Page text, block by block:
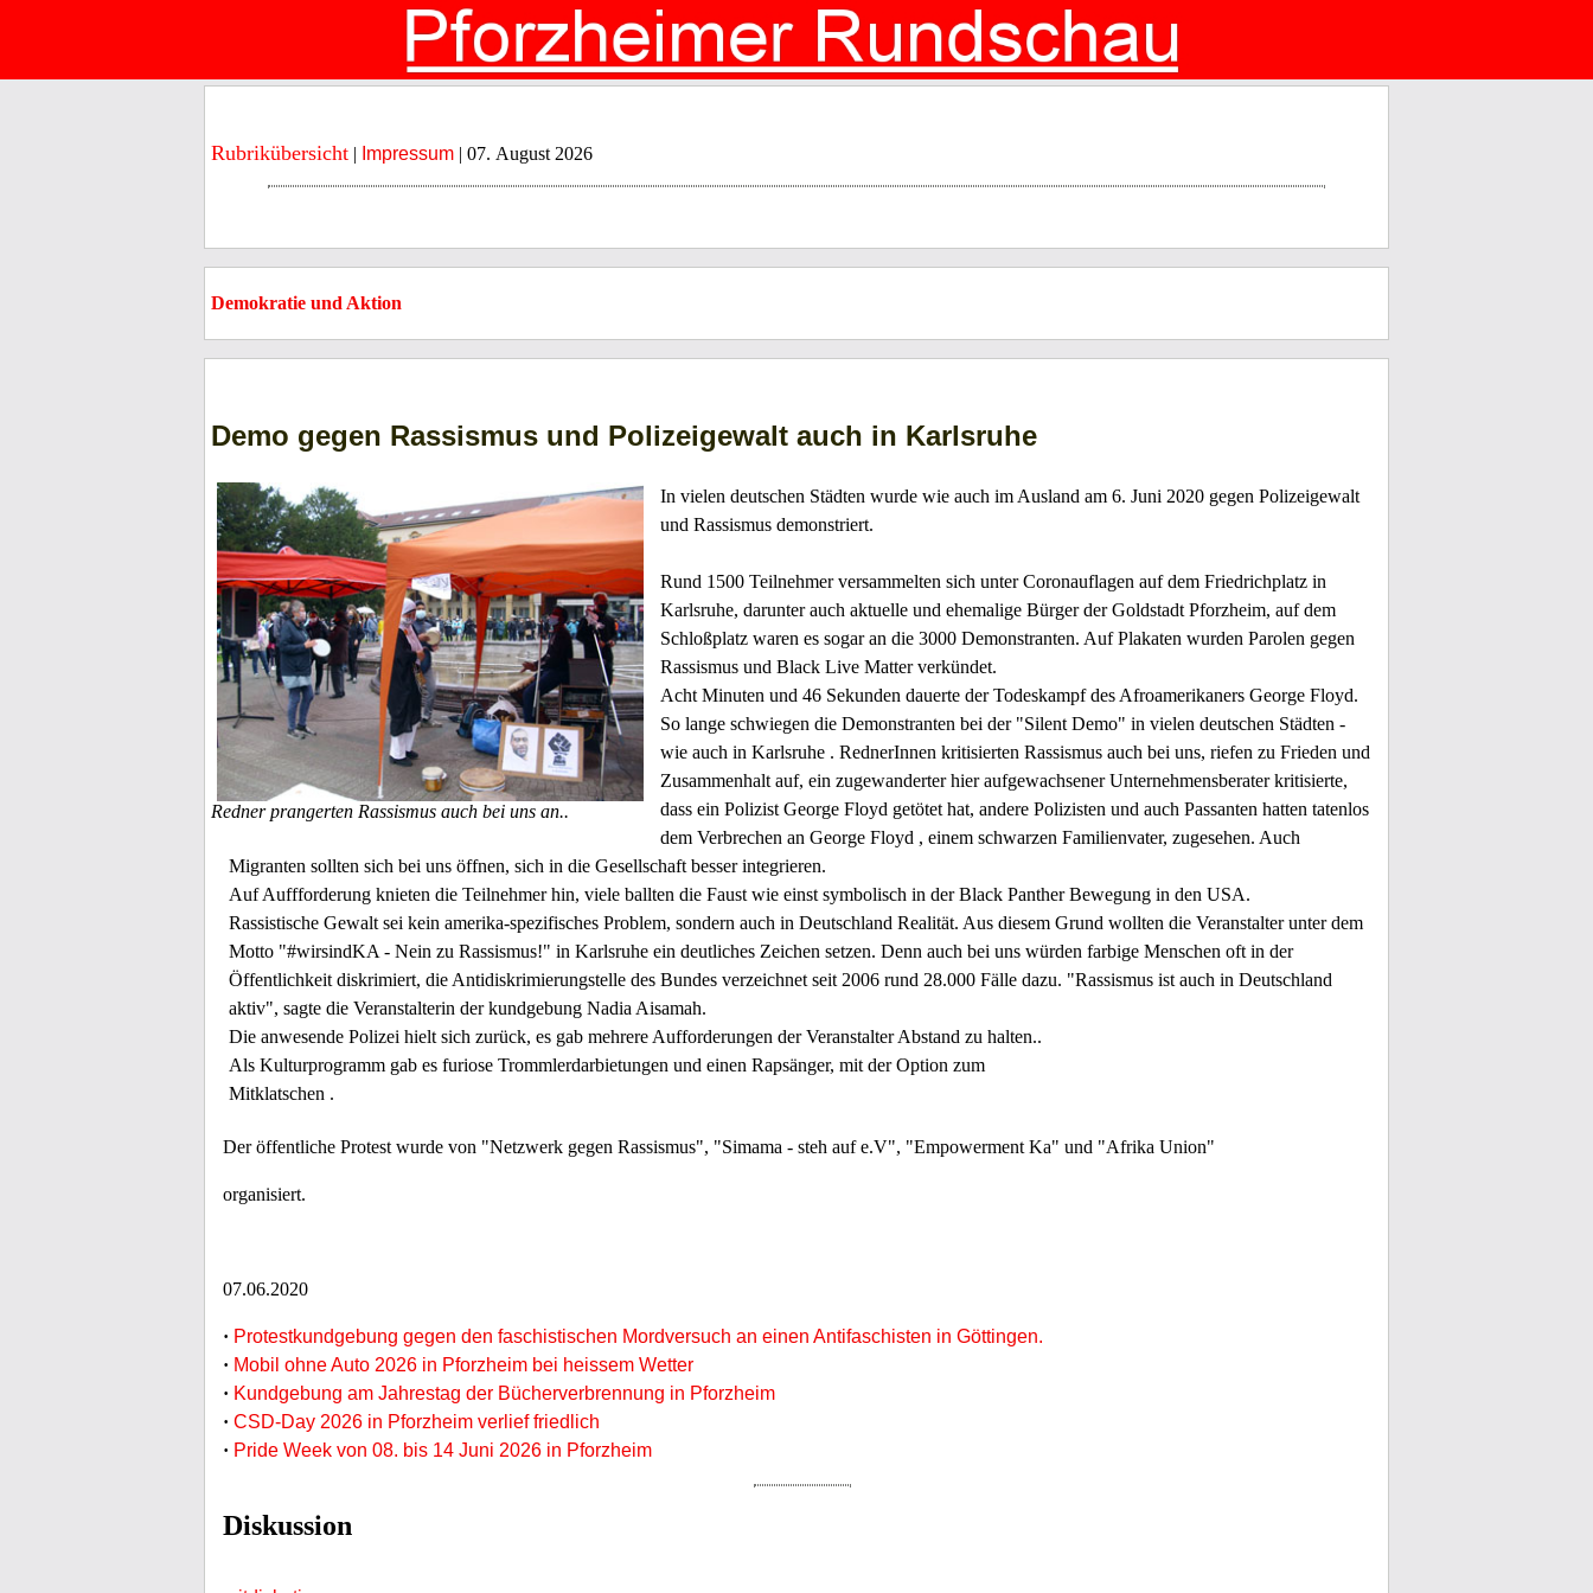
Rubrikübersicht | Impressum | 07. August 2026
Demokratie und Aktion
Demo gegen Rassismus und Polizeigewalt auch in Karlsruhe
Redner prangerten Rassismus auch bei uns an..
In vielen deutschen Städten wurde wie auch im Ausland am 6. Juni 2020 gegen Polizeigewalt
und Rassismus demonstriert.
Rund 1500 Teilnehmer versammelten sich unter Coronauflagen auf dem Friedrichplatz in
Karlsruhe, darunter auch aktuelle und ehemalige Bürger der Goldstadt Pforzheim, auf dem
Schloßplatz waren es sogar an die 3000 Demonstranten. Auf Plakaten wurden Parolen gegen
Rassismus und Black Live Matter verkündet.
Acht Minuten und 46 Sekunden dauerte der Todeskampf des Afroamerikaners George Floyd.
So lange schwiegen die Demonstranten bei der "Silent Demo" in vielen deutschen Städten -
wie auch in Karlsruhe . RednerInnen kritisierten Rassismus auch bei uns, riefen zu Frieden und
Zusammenhalt auf, ein zugewanderter hier aufgewachsener Unternehmensberater kritisierte,
dass ein Polizist George Floyd getötet hat, andere Polizisten und auch Passanten hatten tatenlos
dem Verbrechen an George Floyd , einem schwarzen Familienvater, zugesehen. Auch
Migranten sollten sich bei uns öffnen, sich in die Gesellschaft besser integrieren.
Auf Auffforderung knieten die Teilnehmer hin, viele ballten die Faust wie einst symbolisch in der Black Panther Bewegung in den USA.
Rassistische Gewalt sei kein amerika-spezifisches Problem, sondern auch in Deutschland Realität. Aus diesem Grund wollten die Veranstalter unter dem
Motto "#wirsindKA - Nein zu Rassismus!" in Karlsruhe ein deutliches Zeichen setzen. Denn auch bei uns würden farbige Menschen oft in der
Öffentlichkeit diskrimiert, die Antidiskrimierungstelle des Bundes verzeichnet seit 2006 rund 28.000 Fälle dazu. "Rassismus ist auch in Deutschland
aktiv", sagte die Veranstalterin der kundgebung Nadia Aisamah.
Die anwesende Polizei hielt sich zurück, es gab mehrere Aufforderungen der Veranstalter Abstand zu halten..
Als Kulturprogramm gab es furiose Trommlerdarbietungen und einen Rapsänger, mit der Option zum
Mitklatschen .
Der öffentliche Protest wurde von "Netzwerk gegen Rassismus", "Simama - steh auf e.V", "Empowerment Ka" und "Afrika Union"
organisiert.
07.06.2020
· Protestkundgebung gegen den faschistischen Mordversuch an einen Antifaschisten in Göttingen.
· Mobil ohne Auto 2026 in Pforzheim bei heissem Wetter
· Kundgebung am Jahrestag der Bücherverbrennung in Pforzheim
· CSD-Day 2026 in Pforzheim verlief friedlich
· Pride Week von 08. bis 14 Juni 2026 in Pforzheim
Diskussion